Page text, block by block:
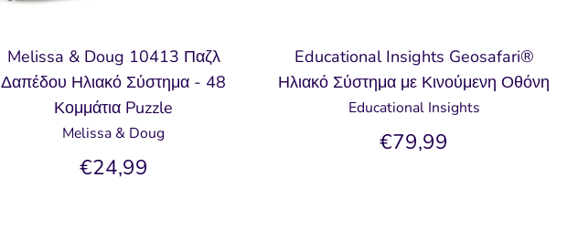
Melissa & Doug 10413 Παζλ
Δαπέδου Ηλιακό Σύστημα - 48
Κομμάτια Puzzle
Melissa & Doug
€24,99
Educational Insights Geosafari®
Ηλιακό Σύστημα με Κινούμενη Οθόνη
Educational Insights
€79,99